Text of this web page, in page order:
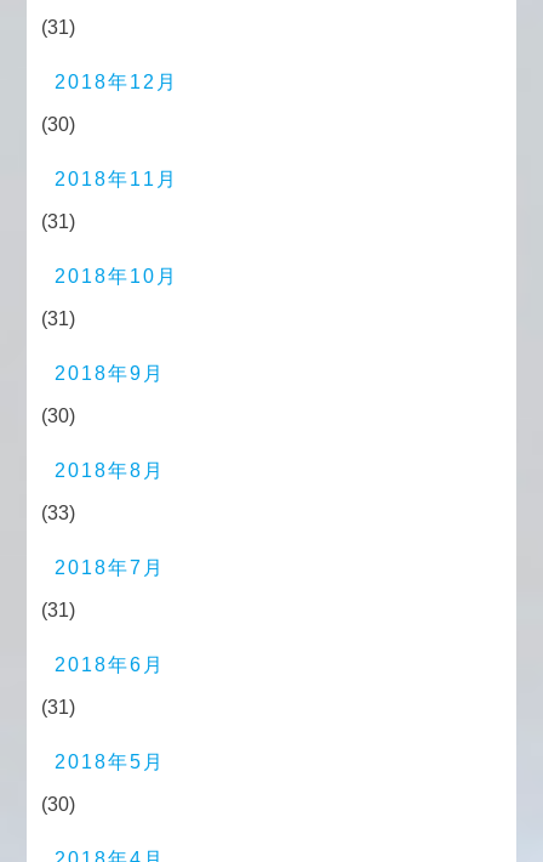
(31)
2018年12月
(30)
2018年11月
(31)
2018年10月
(31)
2018年9月
(30)
2018年8月
(33)
2018年7月
(31)
2018年6月
(31)
2018年5月
(30)